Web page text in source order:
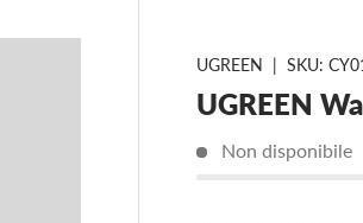
UGREEN | SKU:
UGREEN
Non disponibile